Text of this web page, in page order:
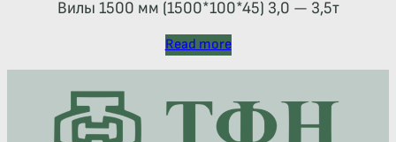
Вилы 1500 мм (1500*100*45) 3,0 — 3,5т
Read more